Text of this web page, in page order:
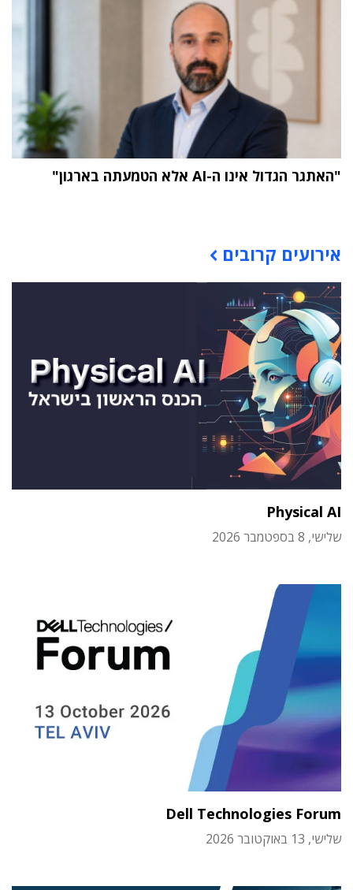
"האתגר הגדול אינו ה-AI אלא הטמעתה בארגון"
אירועים קרובים
Physical AI
שלישי, 8 בספטמבר 2026
Dell Technologies Forum
שלישי, 13 באוקטובר 2026